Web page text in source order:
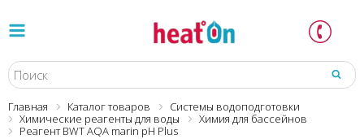
Главная Каталог товаров
Системы водоподготовки
Химические реагенты для воды
Химия для бассейнов
Реагент BWT AQA marin pH Plus